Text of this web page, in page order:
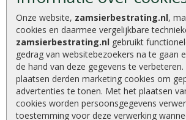
Onze website, zamsierbestrating.nl,
cookies en daarmee vergelijkbare
zamsierbestrating.nl gebruikt
gedrag van websitebezoekers na te gaan
de hand van deze gegevens te
plaatsen derden marketing cookies om
advertenties te tonen. Met het plaatsen
cookies worden persoonsgegevens
toestemming voor deze verwerking
Pergola's
Accessoires
Zamsierbestrating.nl © 2026
9,2 / 10 | 610waarderingen